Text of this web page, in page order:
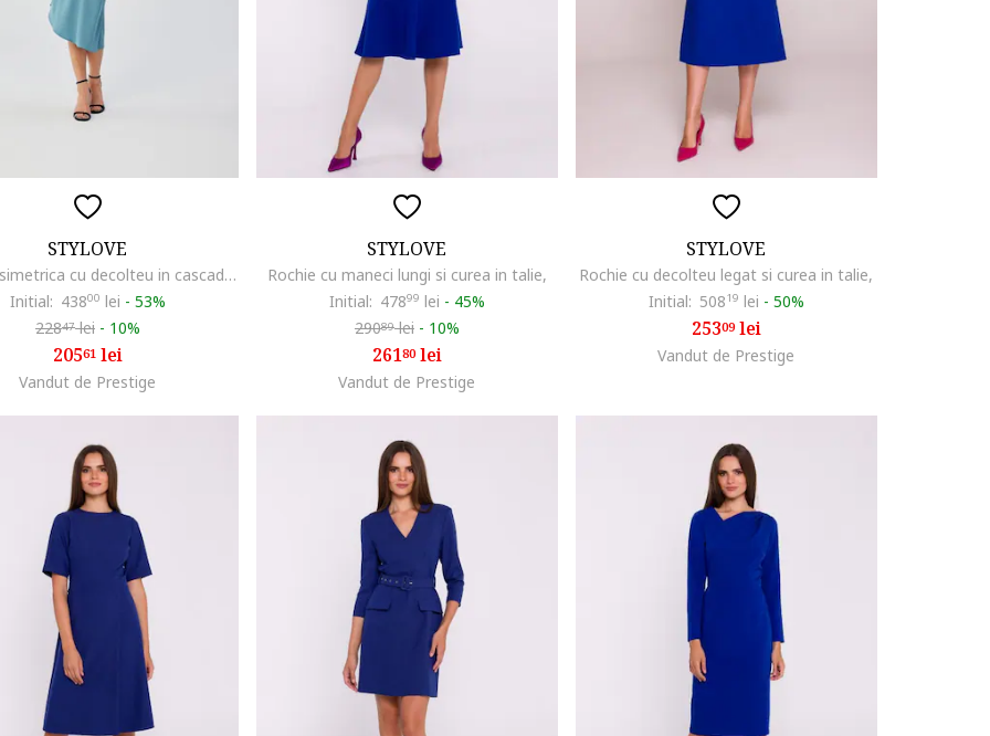
STYLOVE
Rochie asimetrica cu decolteu in cascada,, Albastru
Initial: 43800 lei - 53%
22847lei - 10%
20561lei
Vandut de Prestige
STYLOVE
Rochie cu maneci lungi si curea in talie,
Initial: 47899 lei - 45%
29089lei - 10%
26180lei
Vandut de Prestige
STYLOVE
Rochie cu decolteu legat si curea in talie,
Initial: 50819 lei - 50%
25309lei
Vandut de Prestige